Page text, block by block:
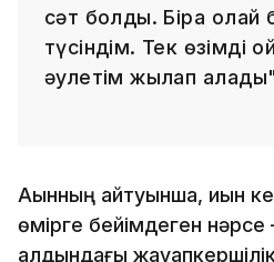
сәт болды. Бірақ
түсіндім. Тек өзімді
әулетім жылап
Ақынның айтуынша, қиын
өмірге бейімдеген
алдындағы